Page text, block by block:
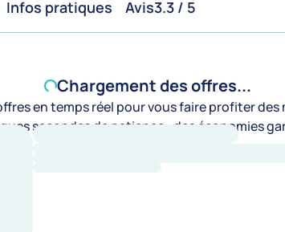
Infos pratiques Avis3.3 / 5
Chargement des offres...
en temps réel pour vous faire profiter des
secondes de patience : des économies